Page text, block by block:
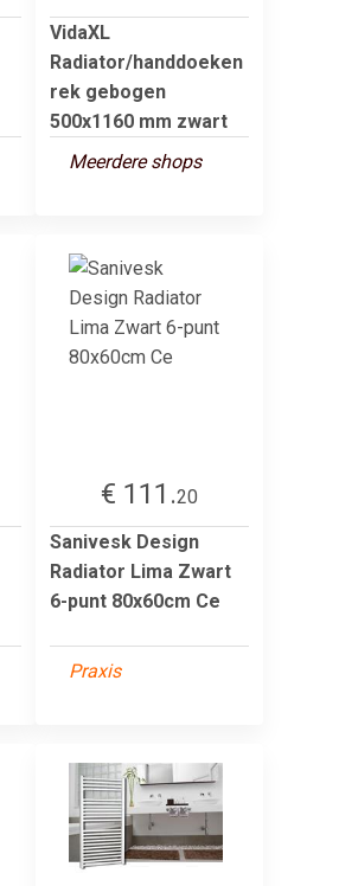
VidaXL
Radiator/handdoeken
rek gebogen
500x1160 mm zwart
Meerdere shops
€ 111.20
Sanivesk Design
Radiator Lima Zwart
6-punt 80x60cm Ce
Praxis